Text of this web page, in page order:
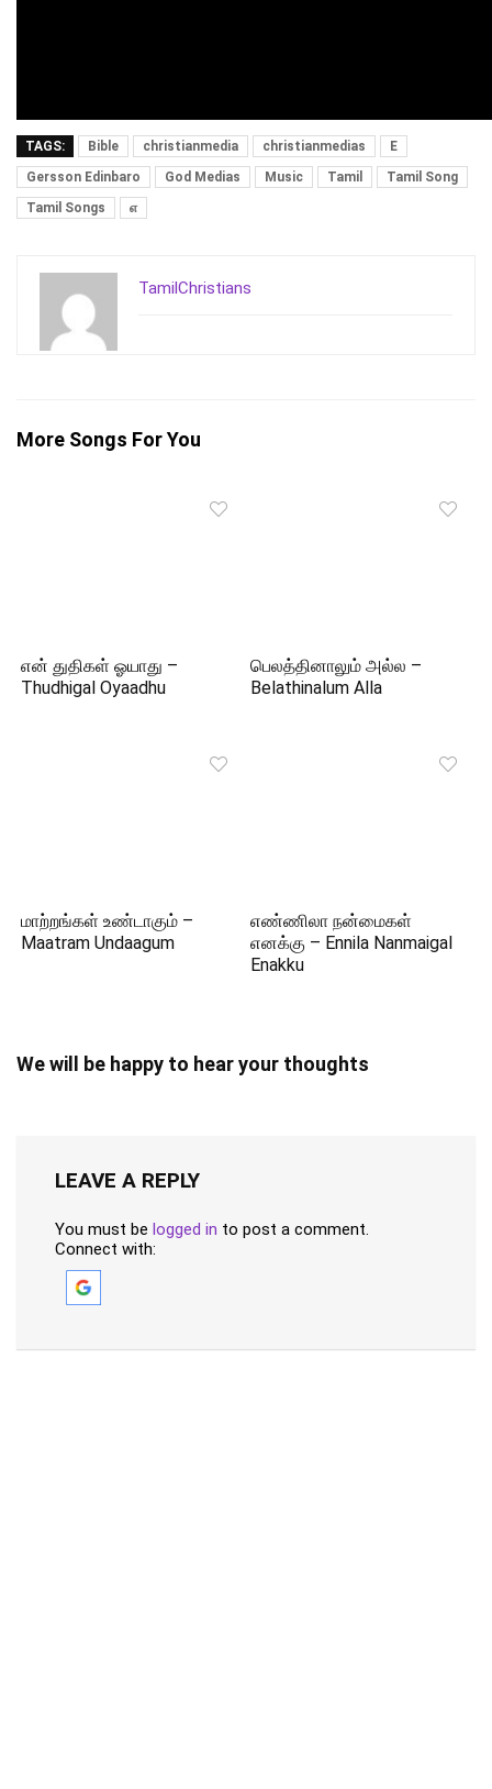
TAGS: Bible christianmedia christianmedias
E
Gersson Edinbaro
God Medias Music Tamil
Tamil Song
Tamil Songs
எ
TamilChristians
More Songs For You
என் துதிகள் ஓயாது –
Thudhigal Oyaadhu
பெலத்தினாலும் அல்ல –
Belathinalum Alla
மாற்றங்கள் உண்டாகும் –
Maatram Undaagum
எண்ணிலா நன்மைகள்
எனக்கு – Ennila Nanmaigal
Enakku
We will be happy to hear your thoughts
LEAVE A REPLY
You must be logged in to post a comment.
Connect with: